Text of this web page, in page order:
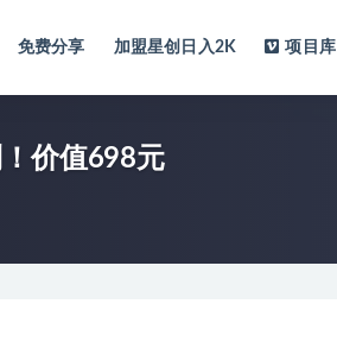
免费分享 加盟星创日入2K 项目库
价值698元